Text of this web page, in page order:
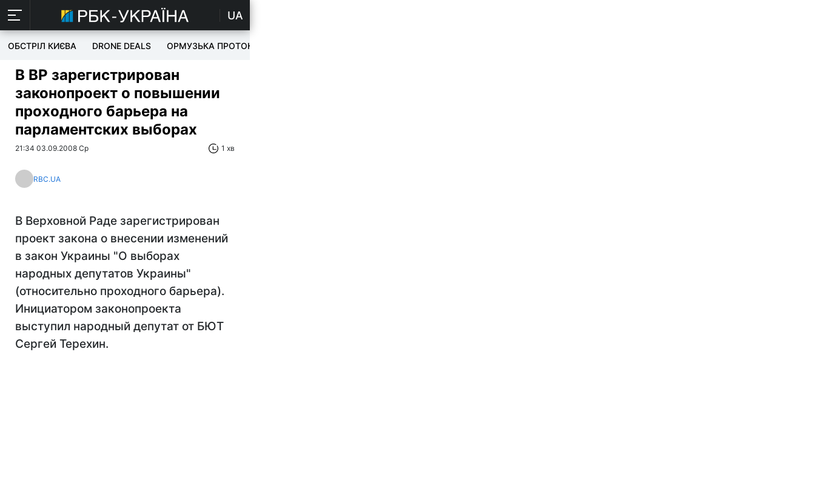
UA
ОБСТРІЛ КИЄВА DRONE DEALS ОРМУЗЬКА ПРОТОКА
В ВР зарегистрирован
законопроект о повышении
проходного барьера на
парламентских выборах
21:34 03.09.2008 Ср 1 хв
RBC.UA
В Верховной Раде зарегистрирован
проект закона о внесении изменений
в закон Украины "О выборах
народных депутатов Украины"
(относительно проходного барьера).
Инициатором законопроекта
выступил народный депутат от БЮТ
Сергей Терехин.